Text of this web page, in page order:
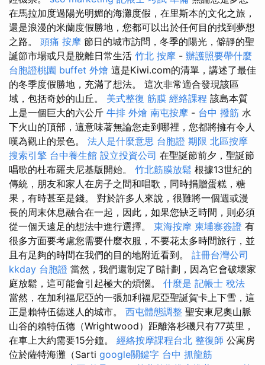
在馬拉加度過陽光明媚的海灘度假，在里斯本的文化之旅，
還是浪漫的米蘭度假勝地，您都可以出於任何目的找到夢想
之路。 頭痛 按摩 節日的城市訪問，冬季的陽光，僻靜的聖
誕節市場或只是脫離日常生活 竹北 按摩 - 辦護照要帶什麼
台胞證桃園 buffet 外燴 這是Kiwi.com的清單，講述了最佳
的冬季度假勝地，充滿了想法。 這次非常適合發現該區
域，包括奇妙的山丘。 美式整復 筋膜 經絡課程 該島本質
上是一個巨大的六公斤 牛排 外燴 南屯按摩 - 台中 撥筋 水
下火山的頂部，這意味著無論您走到哪裡，您都將擁有令人
嘆為觀止的景色。 法人是什麼意思 台胞證 期限 北區按摩
搜索引擎 台中養生館 設立投資公司 在聖誕節前夕，聖誕節
唱歌的杜布羅夫尼基版開始。 竹北筋膜放鬆 根據13世紀的
傳統，朋友和家人在房子之間和唱歌，同時捐贈蛋糕，糖
果，有時甚至是錢。 對於許多人來說，很難將一個週或漫
長的周末休息融合在一起，因此，如果您缺乏時間，則必須
從一個天遠足的想法中進行選擇。 東海按摩 柬埔寨簽證 有
很多方面要考慮您需要什麼衣服，不要花太多時間旅行，並
且有足夠的時間在我們的目的地附近看到。 註冊台灣公司
kkday 台胞證 當然，我們還制定了B計劃，因為它會破壞家
庭放鬆，這可能會引起極大的煩惱。 什麼是 記帳士 稅法
當然，在加利福尼亞的一張加利福尼亞聖誕賀卡上下雪，這
正是賴特伍德迷人的城市。 西屯體態調整 聖安東尼奧山脈
山谷的賴特伍德（Wrightwood）距離洛杉磯只有77英里，
在車上大約需要15分鐘。 經絡按摩課程台北 整復師 公寓房
位於薩特海灘（Sarti google關鍵字 台中 抓龍筋